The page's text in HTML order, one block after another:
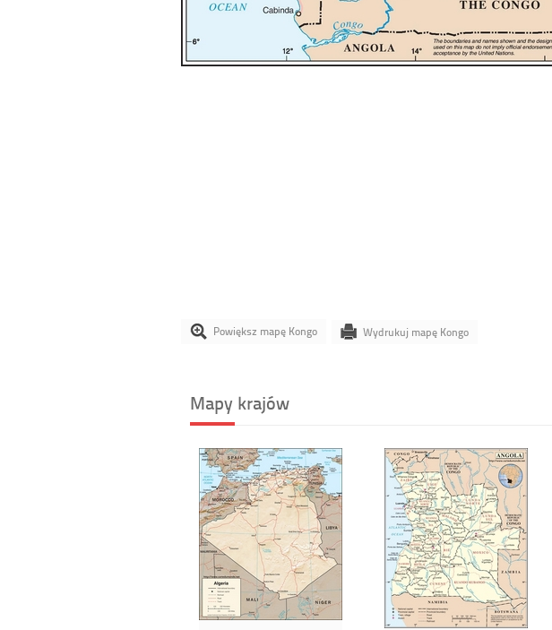
Powiększ mapę Kongo Wydrukuj mapę Kongo
Mapy krajów